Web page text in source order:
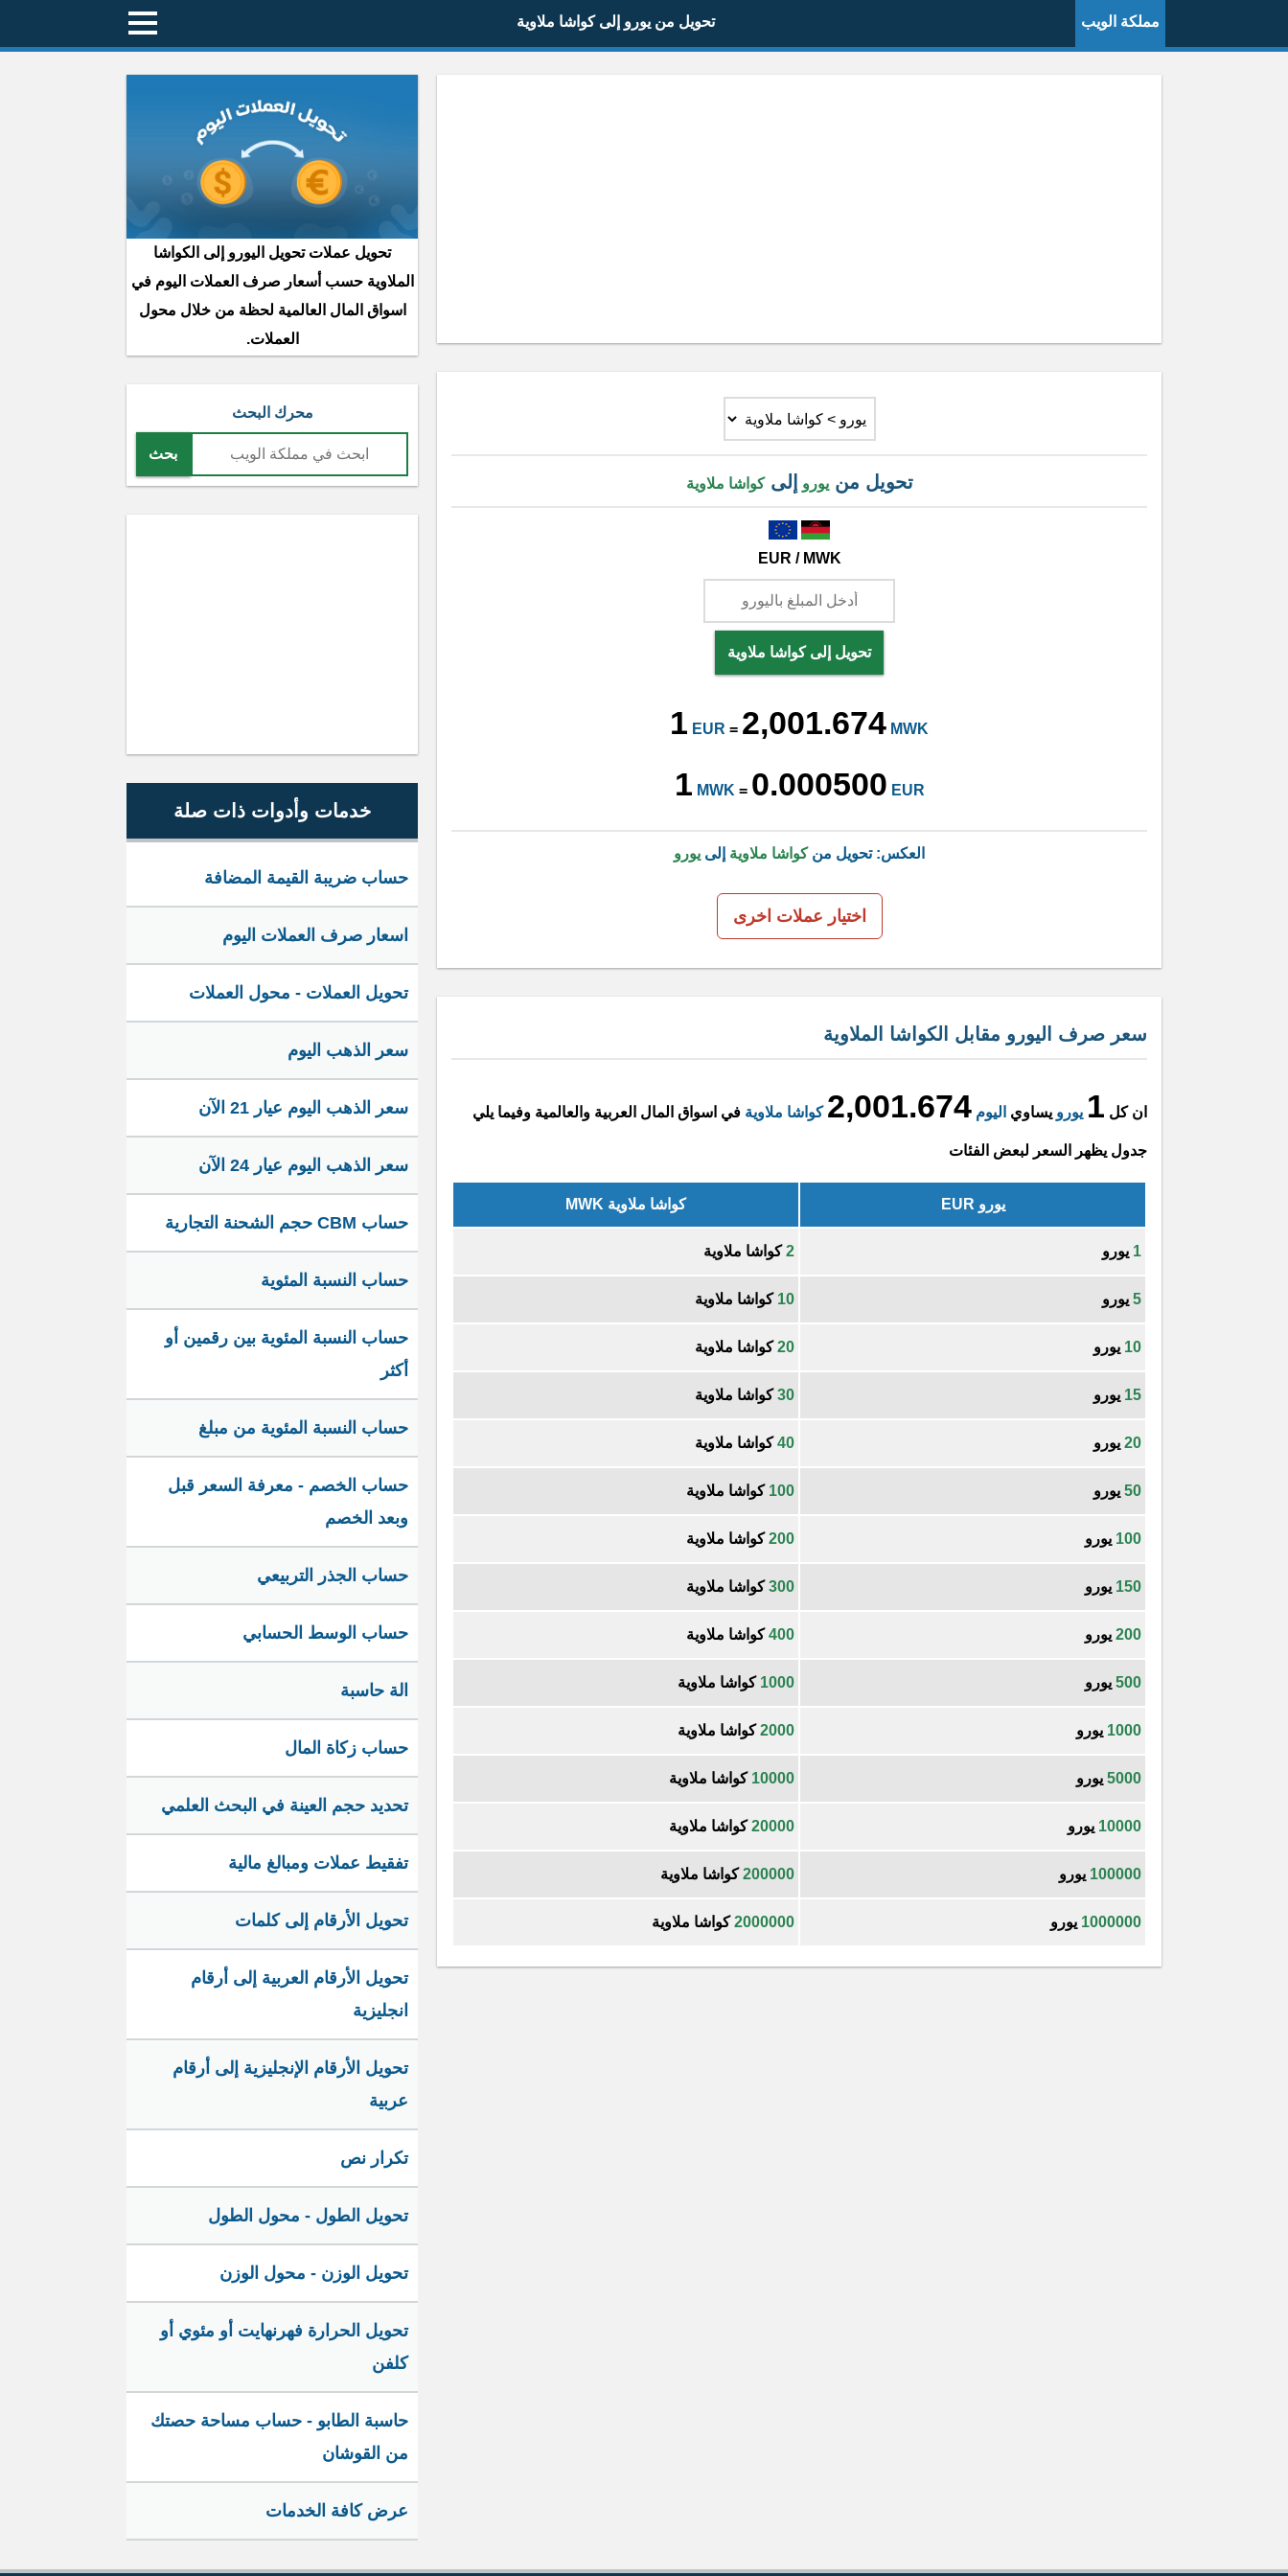
مملكة الويب تحويل من يورو إلى كواشا ملاوية
تحويل منيورو إلىكواشا ملاوية
EUR / MWK
تحويل إلى كواشا ملاوية
1 EUR = 2,001.674 MWK
1 MWK = 0.000500 EUR
العكس: تحويل منكواشا ملاوية إلى يورو
اختيار عملات اخرى
سعر صرف اليورو مقابل الكواشا الملاوية
ان كل 1 يورو يساوي اليوم 2,001.674 كواشا ملاوية في اسواق المال العربية والعالمية وفيما يلي
جدول يظهر السعر لبعض الفئات
يورو EUR كواشا ملاوية MWK
1 يورو 2كواشا ملاوية
5 يورو 10 كواشا ملاوية
10 يورو 20كواشا ملاوية
15 يورو 30كواشا ملاوية
20 يورو 40كواشا ملاوية
50 يورو 100 كواشا ملاوية
100 يورو 200كواشا ملاوية
150 يورو 300كواشا ملاوية
200 يورو 400كواشا ملاوية
500 يورو 1000 كواشا ملاوية
1000 يورو 2000كواشا ملاوية
5000 يورو 10000 كواشا ملاوية
10000 يورو 20000كواشا ملاوية
100000 يورو 200000كواشا ملاوية
1000000 يورو 2000000كواشا ملاوية
تحويل عملات تحويل اليورو إلى الكواشا
الملاوية حسب أسعار صرف العملات اليوم في
اسواق المال العالمية لحظة من خلال محول
العملات.
محرك البحث
بحث
خدمات وأدوات ذات صلة
حساب ضريبة القيمة المضافة
اسعار صرف العملات اليوم
تحويل العملات - محول العملات
سعر الذهب اليوم
سعر الذهب اليوم عيار 21 الآن
سعر الذهب اليوم عيار 24 الآن
حساب CBM حجم الشحنة التجارية
حساب النسبة المئوية
حساب النسبة المئوية بين رقمين أو
أكثر
حساب النسبة المئوية من مبلغ
حساب الخصم - معرفة السعر قبل
وبعد الخصم
حساب الجذر التربيعي
حساب الوسط الحسابي
الة حاسبة
حساب زكاة المال
تحديد حجم العينة في البحث العلمي
تفقيط عملات ومبالغ مالية
تحويل الأرقام إلى كلمات
تحويل الأرقام العربية إلى أرقام
انجليزية
تحويل الأرقام الإنجليزية إلى أرقام
عربية
تكرار نص
تحويل الطول - محول الطول
تحويل الوزن - محول الوزن
تحويل الحرارة فهرنهايت أو مئوي أو
كلفن
حاسبة الطابو - حساب مساحة حصتك
من القوشان
عرض كافة الخدمات